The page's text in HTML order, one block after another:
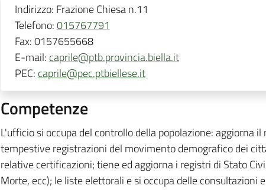
Indirizzo: Frazione Chiesa n.11
Telefono:015767791
Fax:0157655668
E-mail: caprile@ptb.provincia.biella.it
PEC: caprile@pec.ptbiellese.it
Competenze
L'ufficio si occupa del controllo della popolazione: aggiorna
tempestive registrazioni del movimento demografico dei
relative certificazioni; tiene ed aggiorna i registri di Stato
Morte, ecc); le liste elettorali e si occupa delle consultazioni